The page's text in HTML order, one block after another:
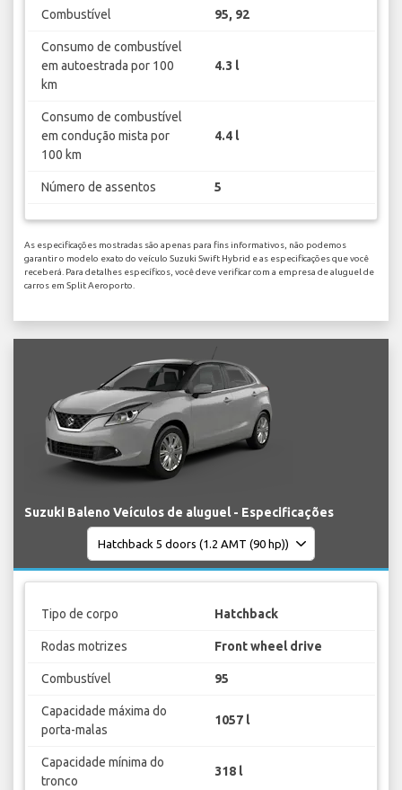
Combustível 95, 92
Consumo de combustível
em autoestrada por 100
km
4.3 l
Consumo de combustível
em condução mista por
100 km
4.4 l
Número de assentos 5
As especificações mostradas são apenas para fins informativos, não podemos
garantir o modelo exato do veículo Suzuki Swift Hybrid e as especificações que você
receberá. Para detalhes específicos, você deve verificar com a empresa de aluguel de
carros em Split Aeroporto.
Suzuki Baleno Veículos de aluguel - Especificações
Tipo de corpo Hatchback
Rodas motrizes Front wheel drive
Combustível 95
Capacidade máxima do
porta-malas
1057 l
Capacidade mínima do
tronco
318 l